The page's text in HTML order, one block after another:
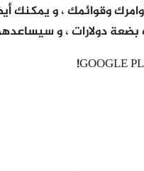
وقوائمك ، و يمكنك
بضعة دولارات ، و